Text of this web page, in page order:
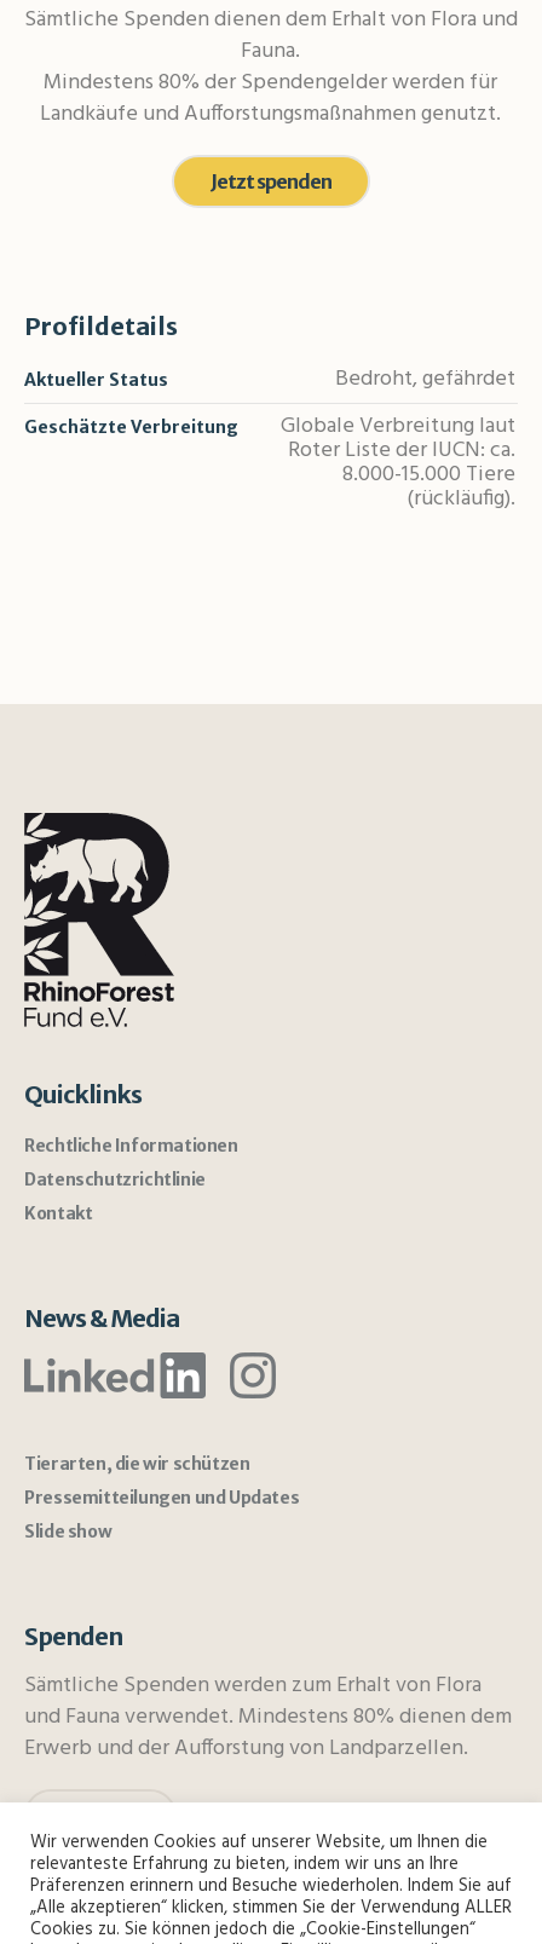
Sämtliche Spenden dienen dem Erhalt von Flora und
Fauna.
Mindestens 80% der Spendengelder werden für
Landkäufe und Aufforstungsmaßnahmen genutzt.
Jetzt spenden
Profildetails
Aktueller Status Bedroht, gefährdet
Geschätzte Verbreitung Globale Verbreitung laut
Roter Liste der IUCN: ca.
8.000-15.000 Tiere
(rückläufig).
Quicklinks
Rechtliche Informationen
Datenschutzrichtlinie
Kontakt
News & Media
Tierarten, die wir schützen
Pressemitteilungen und Updates
Slide show
Spenden
Sämtliche Spenden werden zum Erhalt von Flora
und Fauna verwendet. Mindestens 80% dienen dem
Erwerb und der Aufforstung von Landparzellen.
Wir verwenden Cookies auf unserer Website, um Ihnen die
relevanteste Erfahrung zu bieten, indem wir uns an Ihre
Präferenzen erinnern und Besuche wiederholen. Indem Sie auf
„Alle akzeptieren“ klicken, stimmen Sie der Verwendung ALLER
Cookies zu. Sie können jedoch die „Cookie-Einstellungen“